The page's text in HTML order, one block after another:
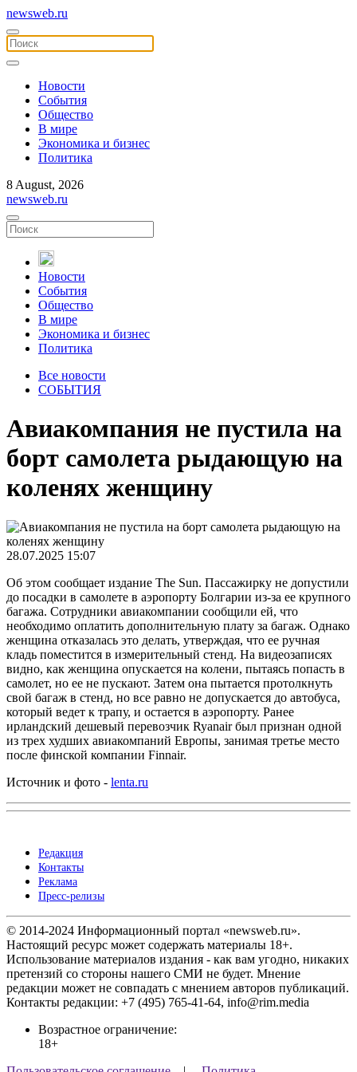
newsweb.ru
Новости
События
Общество
В мире
Экономика и бизнес
Политика
8 August, 2026
newsweb.ru
Новости
События
Общество
В мире
Экономика и бизнес
Политика
Все новости
СОБЫТИЯ
Авиакомпания не пустила на
борт самолета рыдающую на
коленях женщину
28.07.2025 15:07
Об этом сообщает издание The Sun. Пассажирку не допустили
до посадки в самолете в аэропорту Болгарии из-за ее крупного
багажа. Сотрудники авиакомпании сообщили ей, что
необходимо оплатить дополнительную плату за багаж. Однако
женщина отказалась это делать, утверждая, что ее ручная
кладь поместится в измерительный стенд. На видеозаписях
видно, как женщина опускается на колени, пытаясь попасть в
самолет, но ее не пускают. Затем она пытается протолкнуть
свой багаж в стенд, но все равно не допускается до автобуса,
который ведет к трапу, и остается в аэропорту. Ранее
ирландский дешевый перевозчик Ryanair был признан одной
из трех худших авиакомпаний Европы, занимая третье место
после финской компании Finnair.
Источник и фото - lenta.ru
Редакция
Контакты
Реклама
Пресс-релизы
© 2014-2024 Информационный портал «newsweb.ru».
Настоящий ресурс может содержать материалы 18+.
Использование материалов издания - как вам угодно, никаких
претензий со стороны нашего СМИ не будет. Мнение
редакции может не совпадать с мнением авторов публикаций.
Контакты редакции: +7 (495) 765-41-64, info@rim.media
Возрастное ограничение:
18+